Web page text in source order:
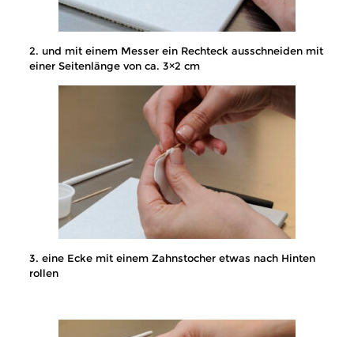
2. und mit einem Messer ein Rechteck ausschneiden mit
einer Seitenlänge von ca. 3×2 cm
3. eine Ecke mit einem Zahnstocher etwas nach Hinten
rollen